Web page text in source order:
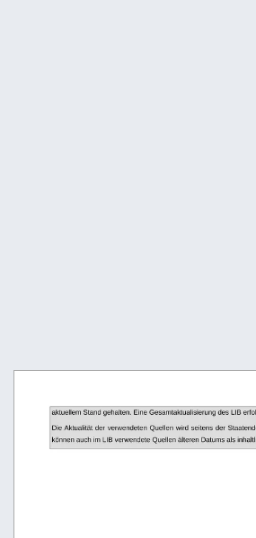
aktuellem Stand gehalten. Eine Gesamtaktualisierung des LIB
Die Aktualität der verwendeten Quellen wird seitens der
können auch im LIB verwendete Quellen älteren Datums als